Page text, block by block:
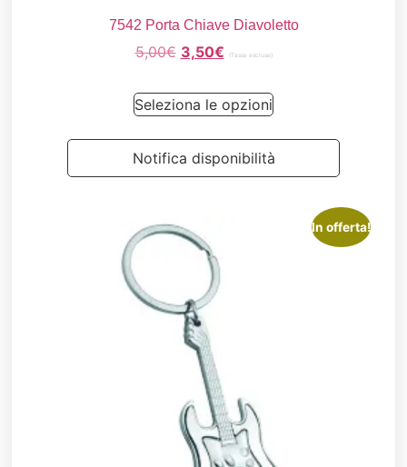
7542 Porta Chiave Diavoletto
5,00€ 3,50€ (Tasse escluse)
Seleziona le opzioni
Notifica disponibilità
In offerta!